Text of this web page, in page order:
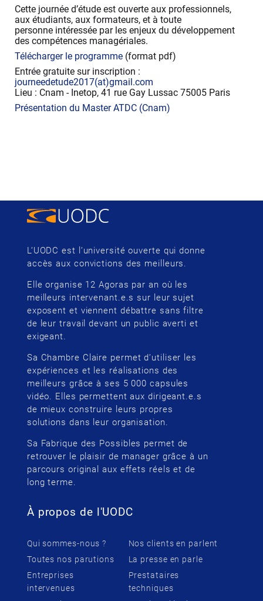
Cette journée d’étude est ouverte aux professionnels,
aux étudiants, aux formateurs, et à toute
personne intéressée par les enjeux du développement
des compétences managériales.
Télécharger le programme (format pdf)
Entrée gratuite sur inscription :
journeedetude2017(at)gmail.com
Lieu : Cnam - Inetop, 41 rue Gay Lussac 75005 Paris
Présentation du Master ATDC (Cnam)
L’UODC est l’université ouverte qui donne
accès aux convictions des meilleurs.
Elle organise 12 Agoras par an où les
meilleurs intervenant.e.s sur leur sujet
exposent et viennent débattre sans filtre
de leur travail devant un public averti et
exigeant.
Sa Chambre Claire permet d’utiliser les
expériences et les réalisations des
meilleurs grâce à ses 5 000 capsules
vidéo. Elles permettent aux dirigeant.e.s
de mieux construire leurs propres
solutions dans leur organisation.
Sa Fabrique des Possibles permet de
retrouver le plaisir de manager grâce à un
parcours original aux effets réels et de
long terme.
À propos de l'UODC
Qui sommes-nous ?
Toutes nos parutions
Entreprises
intervenues
Nos clients en parlent
La presse en parle
Prestataires
techniques